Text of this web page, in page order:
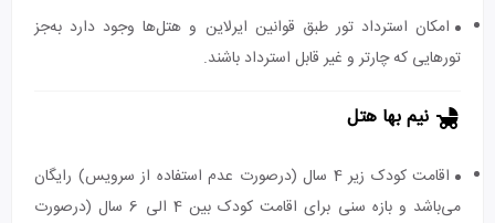
امکان استرداد تور طبق قوانین ایرلاین و هتل‌ها وجود دارد به‌جز
تورهایی که چارتر و غیر قابل استرداد باشند.
نیم بها هتل
اقامت کودک زیر 4 سال (درصورت عدم استفاده از سرویس) رایگان
می‌باشد و بازه سنی برای اقامت کودک بین 4 الی 6 سال (درصورت